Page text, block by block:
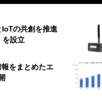
の共創を推進
を設立
をまとめたエ